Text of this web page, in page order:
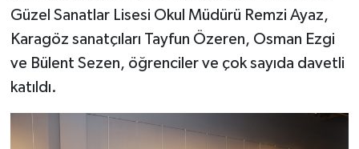
Güzel Sanatlar Lisesi Okul Müdürü Remzi Ayaz,
Karagöz sanatçıları Tayfun Özeren, Osman Ezgi
ve Bülent Sezen, öğrenciler ve çok sayıda davetli
katıldı.